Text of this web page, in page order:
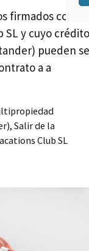
firmados con
SL y cuyo
pueden
a a
, Salir de la
Club SL